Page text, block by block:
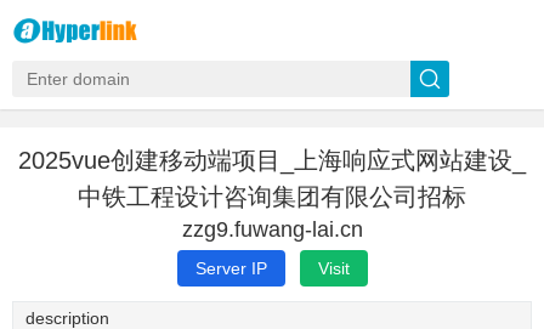
2025vue创建移动端项目_上海响应式网站建设_
中铁工程设计咨询集团有限公司招标
zzg9.fuwang-lai.cn
Server IP Visit
description